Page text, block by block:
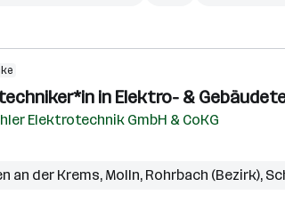
in Elektro- &
Elektrotechnik GmbH & CoKG
an der Krems, Molln, Rohrbach (Bezirk),